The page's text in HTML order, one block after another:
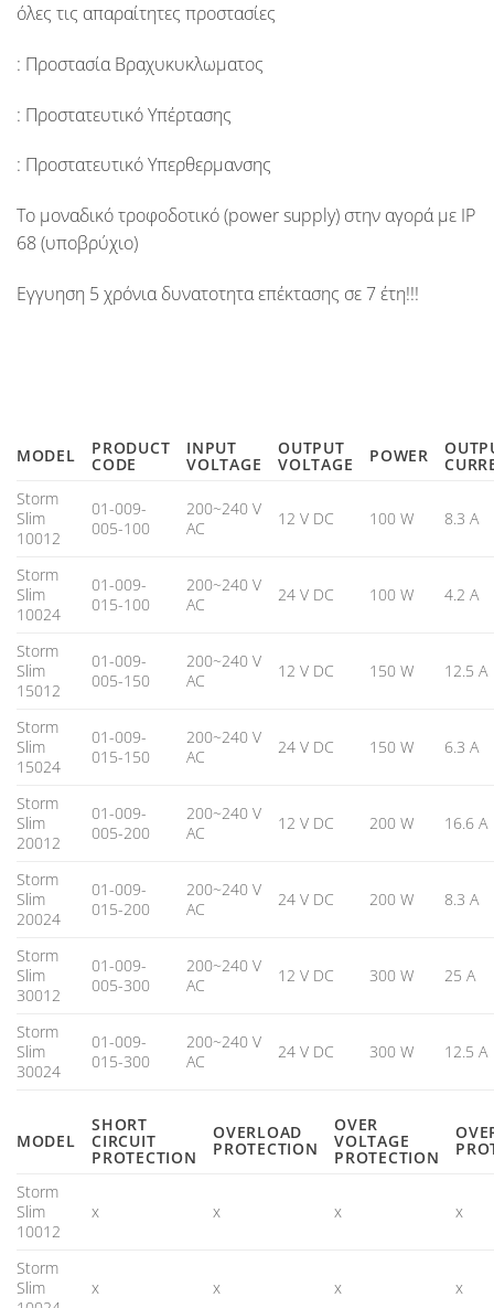
όλες τις απαραίτητες προστασίες
: Προστασία Βραχυκυκλωματος
: Προστατευτικό Υπέρτασης
: Προστατευτικό Υπερθερμανσης
Το μοναδικό τροφοδοτικό (power supply) στην αγορά με IP
68(υποβρύχιο)
Εγγυηση 5 χρόνιαδυνατοτητα επέκτασης σε 7 έτη!!!
MODEL PRODUCT
CODE
INPUT
VOLTAGE
OUTPUT
VOLTAGE POWER
Storm
Slim
10012
01-009-
005-100
200~240 V
AC
12 V DC 100 W 8.3 A
Storm
Slim
10024
01-009-
015-100
200~240 V
AC
24 V DC 100 W 4.2 A
Storm
Slim
15012
01-009-
005-150
200~240 V
AC
12 V DC 150 W 12.5 A
Storm
Slim
15024
01-009-
015-150
200~240 V
AC
24 V DC 150 W 6.3 A
Storm
Slim
20012
01-009-
005-200
200~240 V
AC
12 V DC 200 W 16.6 A
Storm
Slim
20024
01-009-
015-200
200~240 V
AC
24 V DC 200 W 8.3 A
Storm
Slim
30012
01-009-
005-300
200~240 V
AC
12 V DC 300 W 25 A
Storm
Slim
30024
01-009-
015-300
200~240 V
AC
24 V DC 300 W 12.5 A
MODEL
SHORT
CIRCUIT
PROTECTION
OVERLOAD
PROTECTION
OVER
VOLTAGE
PROTECTION
Storm
Slim
10012
x x x x
Storm
Slim
x x x x